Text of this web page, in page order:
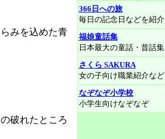
みを込めた青
破れたところ
366日への旅
毎日の記念日などを紹介
福娘童話集
日本最大の童話・昔話集
さくら SAKURA
女の子向け職業紹介など
なぞなぞ小学校
小学生向けなぞなぞ